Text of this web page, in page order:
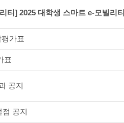
가표
표
공지
점 공지